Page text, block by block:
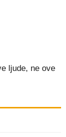
ljude, ne ove